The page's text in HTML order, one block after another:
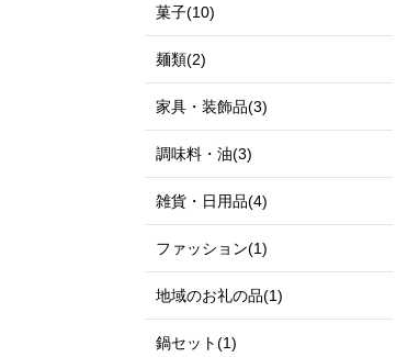
菓子(10)
麺類(2)
家具・装飾品(3)
調味料・油(3)
雑貨・日用品(4)
ファッション(1)
地域のお礼の品(1)
鍋セット(1)